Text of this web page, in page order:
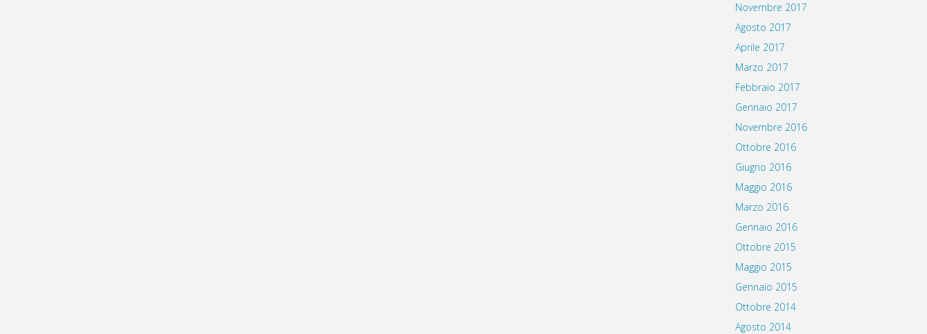
Novembre 2017
Agosto 2017
Aprile 2017
Marzo 2017
Febbraio 2017
Gennaio 2017
Novembre 2016
Ottobre 2016
Giugno 2016
Maggio 2016
Marzo 2016
Gennaio 2016
Ottobre 2015
Maggio 2015
Gennaio 2015
Ottobre 2014
Agosto 2014